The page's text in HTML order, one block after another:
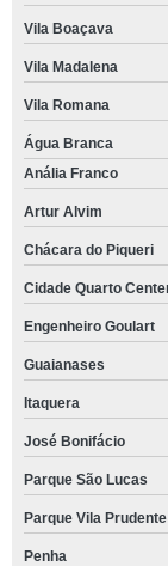
Vila Boaçava
Vila Madalena
Vila Romana
Água Branca
Anália Franco
Artur Alvim
Chácara do Piqueri
Cidade Quarto
Engenheiro Goulart
Guaianases
Itaquera
José Bonifácio
Parque São Lucas
Parque Vila Prudente
Penha